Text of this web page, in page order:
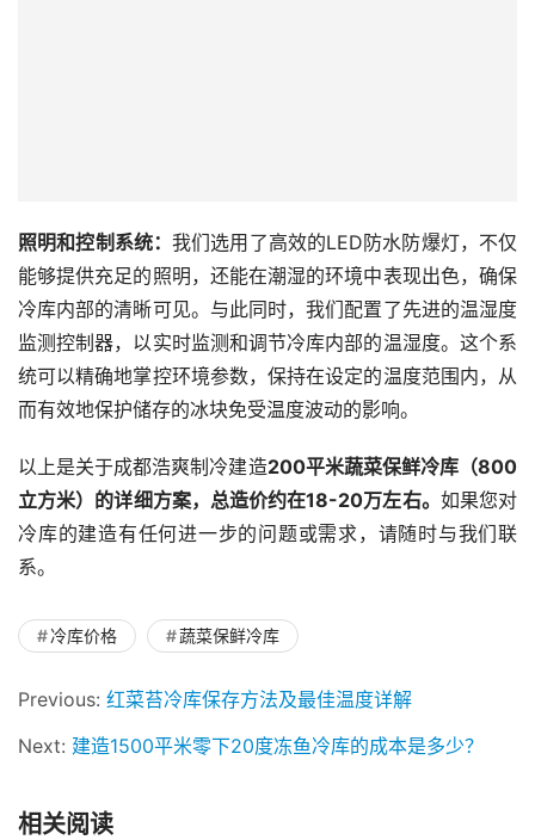
照明和控制系统： 我们选用了高效的LED防水防爆灯，不仅
能够提供充足的照明，还能在潮湿的环境中表现出色，确保
冷库内部的清晰可见。与此同时，我们配置了先进的温湿度
监测控制器，以实时监测和调节冷库内部的温湿度。这个系
统可以精确地掌控环境参数，保持在设定的温度范围内，从
而有效地保护储存的冰块免受温度波动的影响。
以上是关于成都浩爽制冷建造200平米蔬菜保鲜冷库（800
立方米）的详细方案，总造价约在18-20万左右。 如果您对
冷库的建造有任何进一步的问题或需求，请随时与我们联
系。
冷库价格 蔬菜保鲜冷库
Previous: 红菜苔冷库保存方法及最佳温度详解
Next: 建造1500平米零下20度冻鱼冷库的成本是多少？
相关阅读